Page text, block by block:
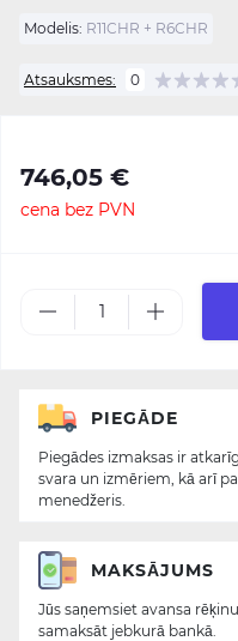
Modelis: R11CHR + R6CHR
Atsauksmes: 0
746,05 €
cena bez PVN
PIEGĀDE
Piegādes izmaksas ir
svara un izmēriem, kā arī
menedžeris.
MAKSĀJUMS
Jūs saņemsiet avansa
samaksāt jebkurā bankā.